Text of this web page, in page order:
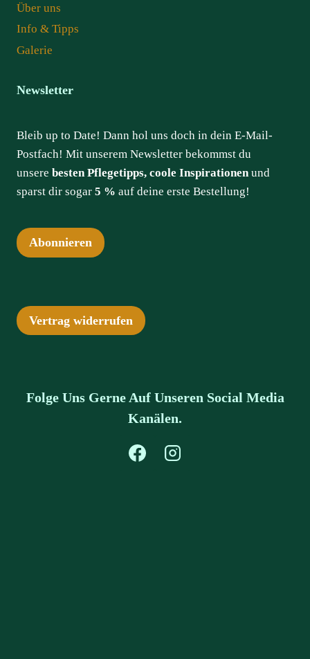
Über uns
Info & Tipps
Galerie
Newsletter
Bleib up to Date! Dann hol uns doch in dein E-Mail-
Postfach! Mit unserem Newsletter bekommst du
unsere besten Pflegetipps, coole Inspirationenund
sparst dir sogar 5 % auf deine erste Bestellung!
Abonnieren
Vertrag widerrufen
Folge Uns Gerne Auf Unseren Social Media
Kanälen.